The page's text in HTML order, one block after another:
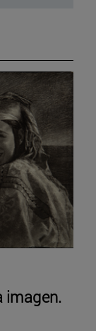
imagen.